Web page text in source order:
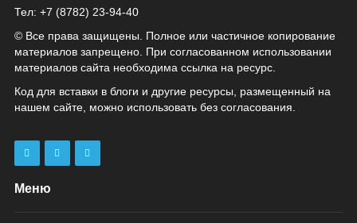
Тел: +7 (8782) 23‑94‑40
© Все права защищены. Полное или частичное копирование
материалов запрещено. При согласованном использовании
материалов сайта необходима ссылка на ресурс.
Код для вставки в блоги и другие ресурсы, размещенный на
нашем сайте, можно использовать без согласования.
Меню